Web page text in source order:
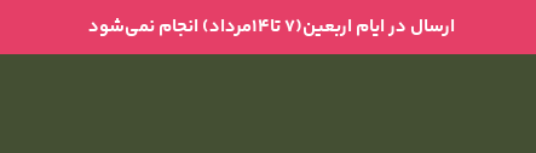
ارسال در ایام اربعین(۷ تا۱۴مرداد) انجام نمی‌شود